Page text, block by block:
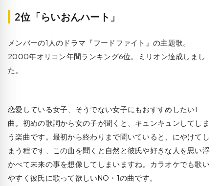
2位「らいおんハート」
メンバーの1人のドラマ『フードファイト』の主題歌。
2000年オリコン年間ランキング6位。ミリオン達成しまし
た。
恋愛している女子、そうでない女子にもおすすめしたい1
曲。初めの歌詞から女の子が聞くと、キュンキュンしてしま
う楽曲です。最初から終わりまで聞いていると、にやけてし
まう程です、この曲を聞くと自然と彼氏や好きな人を思い浮
かべて未来の事を想像してしまいますね。カラオケでも歌い
やすく彼氏に歌って欲しいNO・1の曲です。